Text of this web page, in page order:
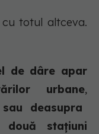
totul altceva.
de dâre apar
urbane,
deasupra
două stațiuni